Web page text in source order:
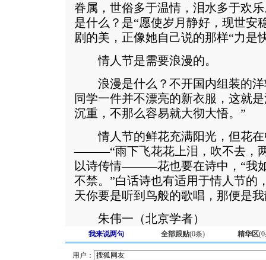
眷属，世俗多于温情，泪水多于欢
是什么？是“愿使岁月静好，现世安
剧的美，正像她自己说的那样“力是
情人节是需要浪漫的。
浪漫是什么？不开国内组装的洋
同学一件并不漂亮的新衣服，这就
沉重，不那么容易就大彻大悟。”
情人节的鲜花充满阳光，但花在
———“雨下飞花花上泪，吹不去，
以诗传情———花也要在诗中，“我
不禁。”白话诗也有适用于情人节的
天你要是听到鸟般的歌唱，那便是
朱伟一（北京学者）
我来说两句 全部跟贴(0条) 精华区(0
用户：